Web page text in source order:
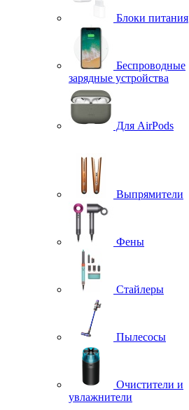
Блоки питания
Беспроводные
зарядные устройства
Для AirPods
Выпрямители
Фены
Стайлеры
Пылесосы
Очистители и
увлажнители